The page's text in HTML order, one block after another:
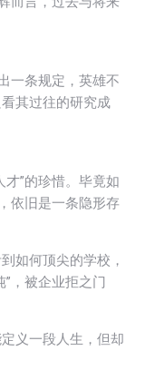
一条规定，英雄不
其过往的研究成
”的珍惜。毕竟如
依旧是一条隐形存
如何顶尖的学校，
，被企业拒之门
义一段人生，但却